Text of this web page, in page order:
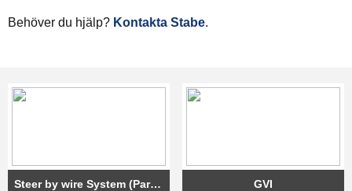
Behöver du hjälp? Kontakta Stabe.
Steer by wire System (Parker LORD) GVI